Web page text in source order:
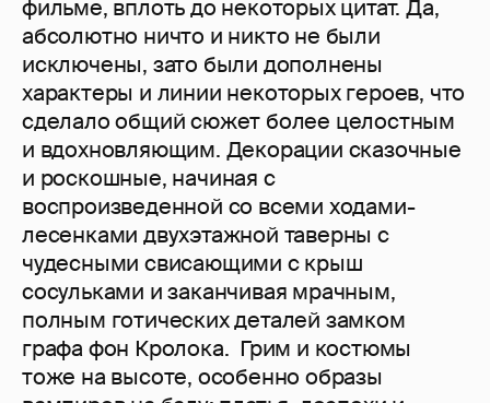
фильме, вплоть до некоторых цитат. Да,
абсолютно ничто и никто не были
исключены, зато были дополнены
характеры и линии некоторых героев, что
сделало общий сюжет более целостным
и вдохновляющим. Декорации сказочные
и роскошные, начиная с
воспроизведенной со всеми ходами-
лесенками двухэтажной таверны с
чудесными свисающими с крыш
сосульками и заканчивая мрачным,
полным готических деталей замком
графа фон Кролока. Грим и костюмы
тоже на высоте, особенно образы